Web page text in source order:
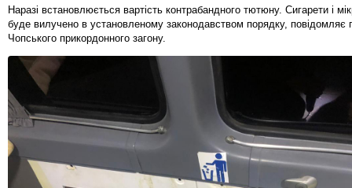
Наразі встановлюється вартість контрабандного тютюну. Сигарети і
буде вилучено в установленому законодавством порядку, повідомляє
Чопського прикордонного загону.